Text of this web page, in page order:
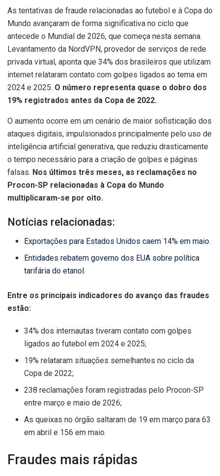
As tentativas de fraude relacionadas ao futebol e à Copa do
Mundo avançaram de forma significativa no ciclo que
antecede o Mundial de 2026, que começa nesta semana.
Levantamento da NordVPN, provedor de serviços de rede
privada virtual, aponta que 34% dos brasileiros que utilizam
internet relataram contato com golpes ligados ao tema em
2024 e 2025. O número representa quase o dobro dos
19% registrados antes da Copa de 2022.
O aumento ocorre em um cenário de maior sofisticação dos
ataques digitais, impulsionados principalmente pelo uso de
inteligência artificial generativa, que reduziu drasticamente
o tempo necessário para a criação de golpes e páginas
falsas. Nos últimos três meses, as reclamações no
Procon-SP relacionadas à Copa do Mundo
multiplicaram-se por oito.
Notícias relacionadas:
Exportações para Estados Unidos caem 14% em maio.
Entidades rebatem governo dos EUA sobre política
tarifária do etanol.
Entre os principais indicadores do avanço das fraudes
estão:
34% dos internautas tiveram contato com golpes
ligados ao futebol em 2024 e 2025;
19% relataram situações semelhantes no ciclo da
Copa de 2022;
238 reclamações foram registradas pelo Procon-SP
entre março e maio de 2026;
As queixas no órgão saltaram de 19 em março para 63
em abril e 156 em maio.
Fraudes mais rápidas